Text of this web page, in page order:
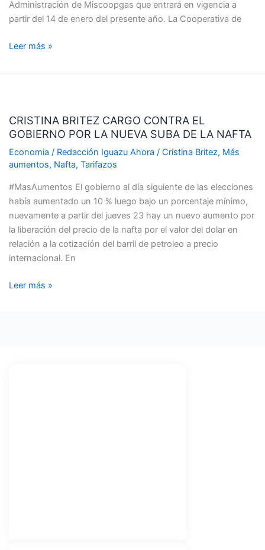
Administración de Miscoopgas que entrará en vigencia a
partir del 14 de enero del presente año. La Cooperativa de
Leer más »
CRISTINA BRITEZ CARGO CONTRA EL
GOBIERNO POR LA NUEVA SUBA DE LA NAFTA
Economia / Redacción Iguazu Ahora / Cristina Britez, Más
aumentos, Nafta, Tarifazos
#MasAumentos El gobierno al día siguiente de las elecciones
había aumentado un 10 % luego bajo un porcentaje mínimo,
nuevamente a partir del jueves 23 hay un nuevo aumento por
la liberación del precio de la nafta por el valor del dolar en
relación a la cotización del barril de petroleo a precio
internacional. En
CARGO
CONTRA
EL
GOBIERNO
LA
NUEVA
SUBA
DE
LA
NAFTA
Leer más »